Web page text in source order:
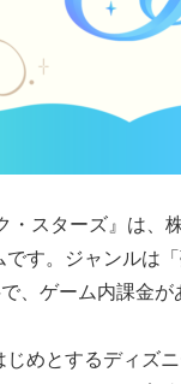
・スターズ』は、
す。ジャンルは
、ゲーム内課金が
じめとするディズ